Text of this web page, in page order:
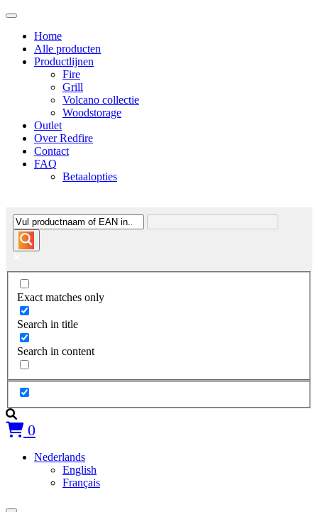
Home
Alle producten
Productlijnen
Fire
Grill
Volcano collectie
Woodstorage
Outlet
Over Redfire
Contact
FAQ
Betaalopties
Exact matches only
Search in title
Search in content
0
Nederlands
English
Français